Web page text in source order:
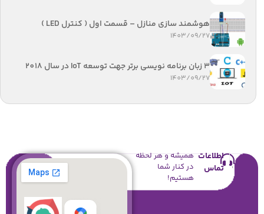
هوشمند سازی منازل – قسمت اول ( کنترل LED )
1403/09/27
3 زبان برنامه نویسی برتر جهت توسعه IoT در سال 2018
1403/09/27
اطلاعات
تماس
همیشه و هر لحظه
در کنار شما
هستیم!